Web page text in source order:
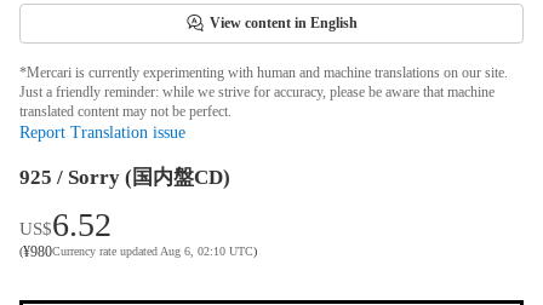
View content in English
*Mercari is currently experimenting with human and machine translations on our site.
Just a friendly reminder: while we strive for accuracy, please be aware that machine
translated content may not be perfect.
Report Translation issue
925 / Sorry (国内盤CD)
US$6.52
(¥980Currency rate updated Aug 6, 02:10 UTC)